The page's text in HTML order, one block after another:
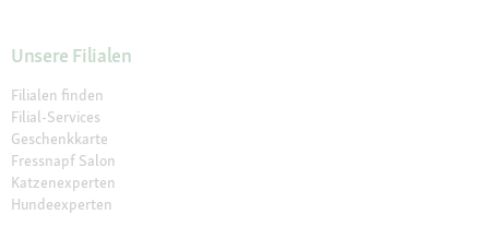
Unsere Filialen
Filialen finden
Filial-Services
Geschenkkarte
Fressnapf Salon
Katzenexperten
Hundeexperten